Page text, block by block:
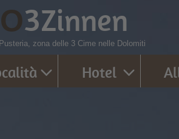
3Zinnen
zona delle 3 Cime nelle Dolomiti
Hotel